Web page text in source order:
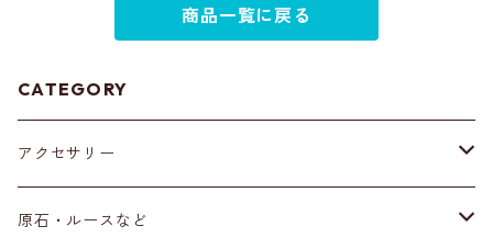
商品一覧に戻る
CATEGORY
アクセサリー
ブレスレット
原石・ルースなど